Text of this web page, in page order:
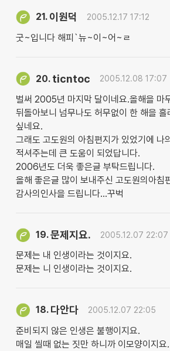
21. 이원덕 2005.12.17 17:12
굿~입니다 해피`뉴~이~어~ㄹ
20. ticntoc 2005.12.08 17:07
벌써 2005년 마지막 달이네요.올해을 마
뒤돌아보니 넘무나도 허무없이 한 해을
싶네요.
그래도 고도원의 아침편지가 있었기에 나
적셔주는데 큰 도움이 되었답니다.
2006년도 더욱 좋은글 부탁드립니다.
올해 좋은글 많이 보내주신 고도원의아침
감사의인사을 드립니다...꾸벅
19.문제지요. 2005.12.07 22:07
문제는 내 인생이라는 것이지요.
문제는 니 인생이라는 것이지요.
18. 다안다 2005.12.07 22:05
준비되지 않은 인생은 불행이지요.
매일 씰때 없는 짓만 하니까 이모양이지요.